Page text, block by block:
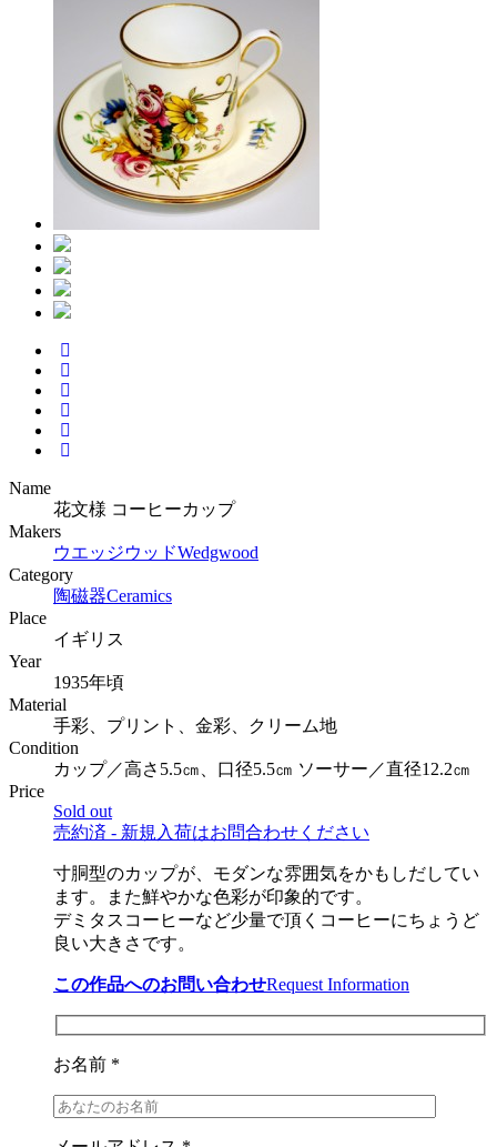
Name
花文様 コーヒーカップ
Makers
ウエッジウッドWedgwood
Category
陶磁器Ceramics
Place
イギリス
Year
1935年頃
Material
手彩、プリント、金彩、クリーム地
Condition
カップ／高さ5.5㎝、口径5.5㎝ ソーサー／直径12.2㎝
Price
Sold out
売約済 - 新規入荷はお問合わせください
寸胴型のカップが、モダンな雰囲気をかもしだしてい
ます。また鮮やかな色彩が印象的です。
デミタスコーヒーなど少量で頂くコーヒーにちょうど
良い大きさです。
この作品へのお問い合わせRequest Information
お名前 *